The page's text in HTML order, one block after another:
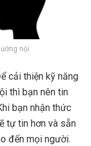
nội
cải thiện kỹ năng
thì bạn nên tin
bạn nhận thức
tự tin hơn và sẵn
đến mọi người.